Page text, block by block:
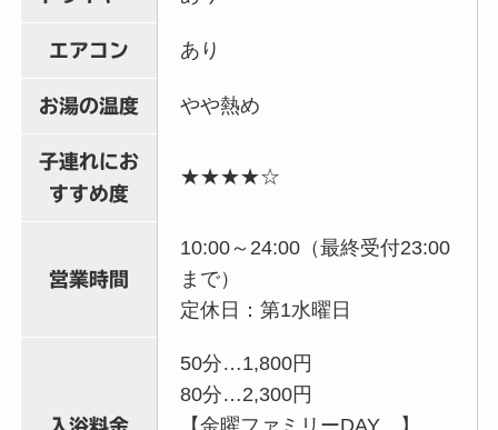
エアコン あり
お湯の温度 やや熱め
子連れにお
すすめ度
★★★★☆
営業時間
10:00～24:00（最終受付23:00
まで）
定休日：第1水曜日
入浴料金
50分…1,800円
80分…2,300円